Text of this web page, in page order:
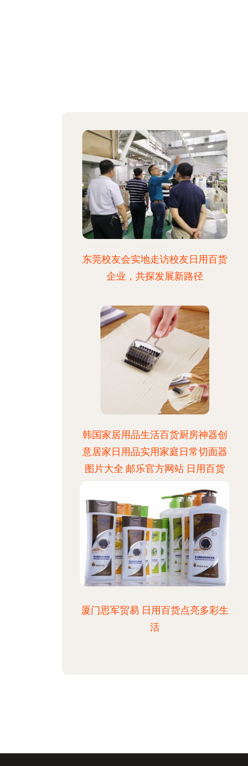
东莞校友会实地走访校友日用百货
企业，共探发展新路径
韩国家居用品生活百货厨房神器创
意居家日用品实用家庭日常切面器
图片大全 邮乐官方网站 日用百货
厦门思军贸易 日用百货点亮多彩生
活